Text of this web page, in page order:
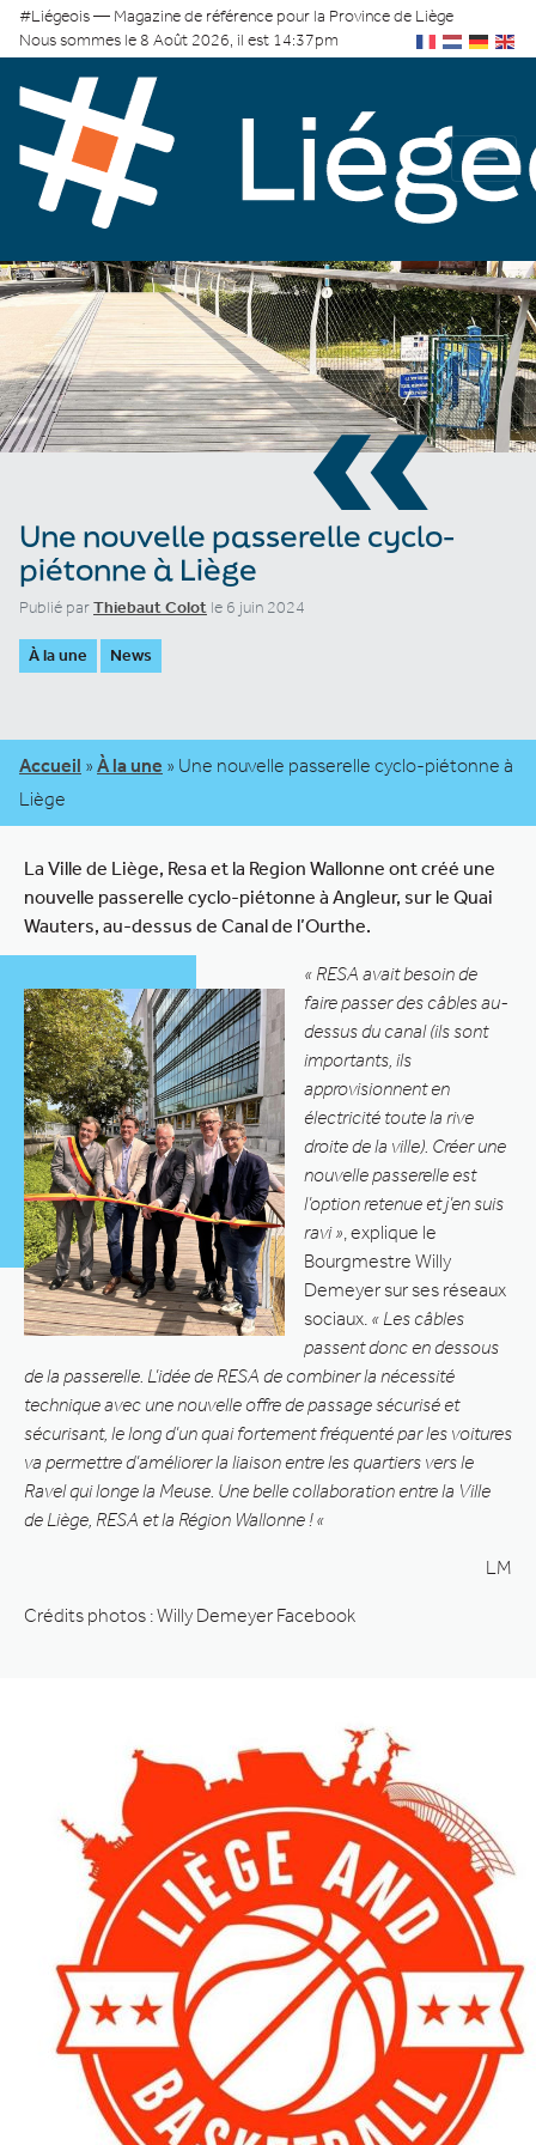
#Liégeois — Magazine de référence pour la Province de Liège
Nous sommes le 8 Août 2026, il est 14:37pm
«
Une nouvelle passerelle cyclo-
piétonne à Liège
Publié parThiebaut Colot le 6 juin 2024
À la une News
Accueil » À la une » Une nouvelle passerelle cyclo-piétonne à
Liège
La Ville de Liège, Resa et la Region Wallonne ont créé une
nouvelle passerelle cyclo-piétonne à Angleur, sur le Quai
Wauters, au-dessus de Canal de l’Ourthe.
« RESA avait besoin de
faire passer des câbles au-
dessus du canal (ils sont
importants, ils
approvisionnent en
électricité toute la rive
droite de la ville). Créer une
nouvelle passerelle est
l’option retenue et j’en suis
ravi » , explique le
Bourgmestre Willy
Demeyer sur ses réseaux
sociaux. « Les câbles
passent donc en dessous
de la passerelle. L’idée de RESA de combiner la nécessité
technique avec une nouvelle offre de passage sécurisé et
sécurisant, le long d’un quai fortement fréquenté par les voitures
va permettre d’améliorer la liaison entre les quartiers vers le
Ravel qui longe la Meuse. Une belle collaboration entre la Ville
de Liège, RESA et la Région Wallonne ! «
LM
Crédits photos : Willy Demeyer Facebook